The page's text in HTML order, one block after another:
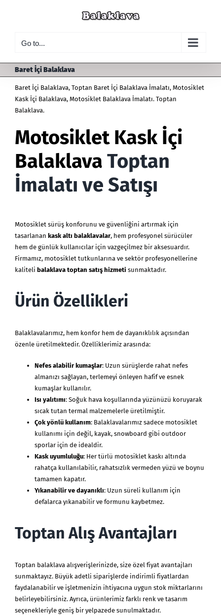
Go to...
Baret İçi Balaklava
Baret İçi Balaklava, Toptan Baret İçi Balaklava İmalatı, Motosiklet
Kask İçi Balaklava, Motosiklet Balaklava İmalatı. Toptan
Balaklava.
Motosiklet Kask İçi
Balaklava Toptan
İmalatı ve Satışı
Motosiklet sürüş konforunu ve güvenliğini artırmak için
tasarlanan kask altı balaklavalar, hem profesyonel sürücüler
hem de günlük kullanıcılar için vazgeçilmez bir aksesuardır.
Firmamız, motosiklet tutkunlarına ve sektör profesyonellerine
kaliteli balaklava toptan satış hizmeti sunmaktadır.
Ürün Özellikleri
Balaklavalarımız, hem konfor hem de dayanıklılık açısından
özenle üretilmektedir. Özelliklerimiz arasında:
Nefes alabilir kumaşlar: Uzun sürüşlerde rahat nefes
almanızı sağlayan, terlemeyi önleyen hafif ve esnek
kumaşlar kullanılır.
Isı yalıtımı: Soğuk hava koşullarında yüzünüzü koruyarak
sıcak tutan termal malzemelerle üretilmiştir.
Çok yönlü kullanım: Balaklavalarımız sadece motosiklet
kullanımı için değil, kayak, snowboard gibi outdoor
sporlar için de idealdir.
Kask uyumluluğu: Her türlü motosiklet kaskı altında
rahatça kullanılabilir, rahatsızlık vermeden yüzü ve boynu
tamamen kapatır.
Yıkanabilir ve dayanıklı: Uzun süreli kullanım için
defalarca yıkanabilir ve formunu kaybetmez.
Toptan Alış Avantajları
Toptan balaklava alışverişlerinizde, size özel fiyat avantajları
sunmaktayız. Büyük adetli siparişlerde indirimli fiyatlardan
faydalanabilir ve işletmenizin ihtiyacına uygun stok miktarlarını
belirleyebilirsiniz. Ayrıca, ürünlerimiz farklı renk ve tasarım
seçenekleriyle geniş bir yelpazede sunulmaktadır.